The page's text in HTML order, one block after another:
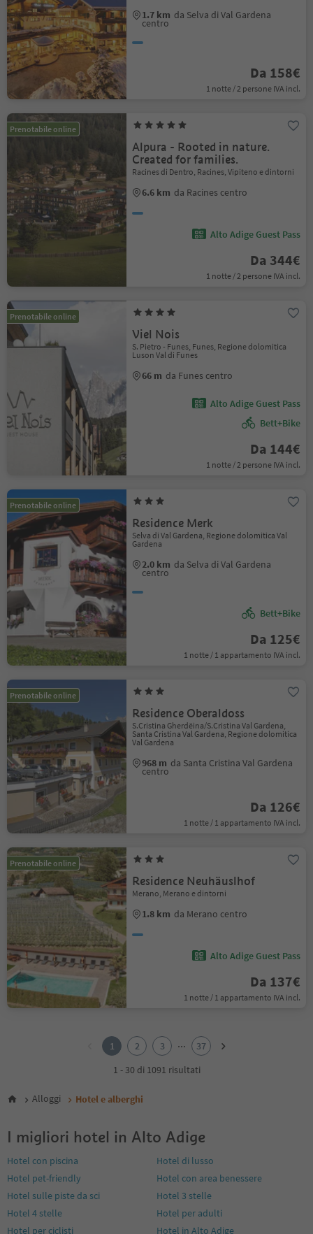
1.7 km da Selva di Val Gardena
centro
Da 158€
1 notte / 2 persone IVA incl.
Prenotabile online
Alpura - Rooted in nature.
Created for families.
Racines di Dentro, Racines, Vipiteno e dintorni
6.6 km da Racines centro
Alto Adige Guest Pass
Da 344€
1 notte / 2 persone IVA incl.
Prenotabile online
Viel Nois
S. Pietro - Funes, Funes, Regione dolomitica
Luson Val di Funes
66 m da Funes centro
Alto Adige Guest Pass
Bett+Bike
Da 144€
1 notte / 2 persone IVA incl.
Prenotabile online
Residence Merk
Selva di Val Gardena, Regione dolomitica Val
Gardena
2.0 km da Selva di Val Gardena
centro
Bett+Bike
Da 125€
1 notte / 1 appartamento IVA incl.
Prenotabile online
Residence Oberaldoss
S.Cristina Gherdëina/S.Cristina Val Gardena,
Santa Cristina Val Gardena, Regione dolomitica
Val Gardena
968 m da Santa Cristina Val Gardena
centro
Da 126€
1 notte / 1 appartamento IVA incl.
Prenotabile online
Residence Neuhäuslhof
Merano, Merano e dintorni
1.8 km da Merano centro
Alto Adige Guest Pass
Da 137€
1 notte / 1 appartamento IVA incl.
6
11
12
13
14
1 2 3 ...
37
1 - 30 di 1091 risultati
Alloggi Hotel e alberghi
I migliori hotel in Alto Adige
Hotel con piscina
Hotel di lusso
Hotel pet-friendly
Hotel con area benessere
Hotel sulle piste da sci
Hotel 3 stelle
Hotel 4 stelle
Hotel per adulti
Hotel per ciclisti
Hotel in Alto Adige